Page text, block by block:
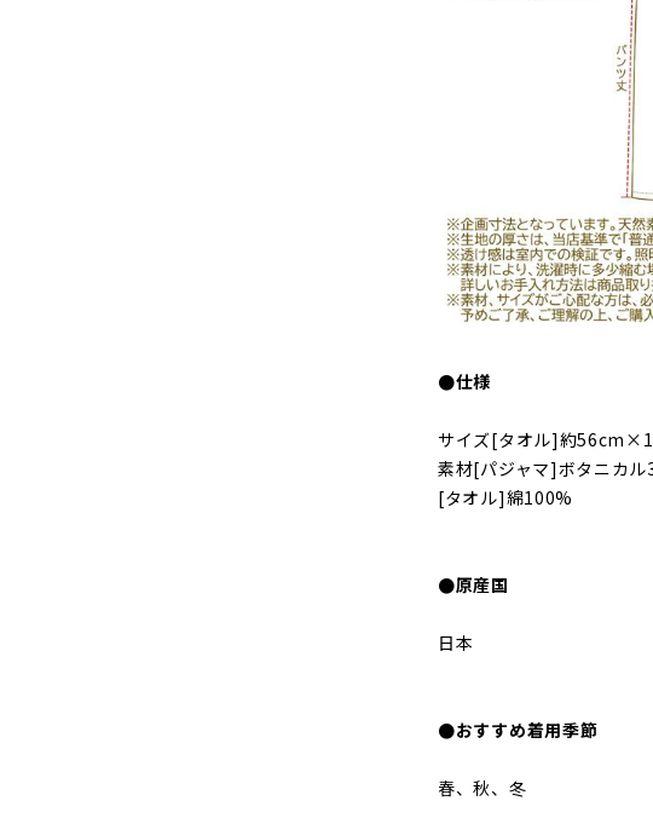
●仕様
サイズ[タオル]約
素材[パジャマ]ボタニカル
[タオル]綿100%
●原産国
日本
●おすすめ着用季節
春、秋、冬